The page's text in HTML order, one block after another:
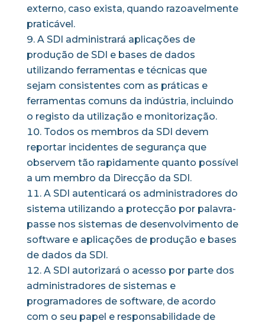
externo, caso exista, quando razoavelmente
praticável.
A SDI administrará aplicações de
produção de SDI e bases de dados
utilizando ferramentas e técnicas que
sejam consistentes com as práticas e
ferramentas comuns da indústria, incluindo
o registo da utilização e monitorização.
Todos os membros da SDI devem
reportar incidentes de segurança que
observem tão rapidamente quanto possível
a um membro da Direcção da SDI.
A SDI autenticará os administradores do
sistema utilizando a protecção por palavra-
passe nos sistemas de desenvolvimento de
software e aplicações de produção e bases
de dados da SDI.
A SDI autorizará o acesso por parte dos
administradores de sistemas e
programadores de software, de acordo
com o seu papel e responsabilidade de